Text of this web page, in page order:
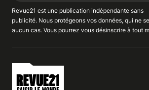
Revue21 est une publication indépendante sans
publicité. Nous protégeons vos données, qui ne
aucun cas. Vous pourrez vous désinscrire à tout